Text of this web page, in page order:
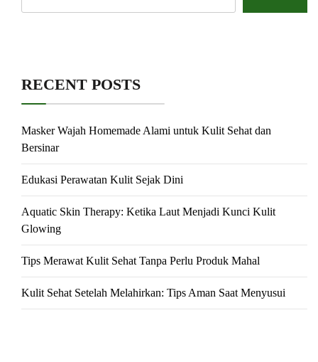
RECENT POSTS
Masker Wajah Homemade Alami untuk Kulit Sehat dan
Bersinar
Edukasi Perawatan Kulit Sejak Dini
Aquatic Skin Therapy: Ketika Laut Menjadi Kunci Kulit
Glowing
Tips Merawat Kulit Sehat Tanpa Perlu Produk Mahal
Kulit Sehat Setelah Melahirkan: Tips Aman Saat Menyusui